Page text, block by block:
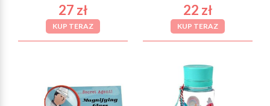
27 zł
KUP TERAZ
22 zł
KUP TERAZ